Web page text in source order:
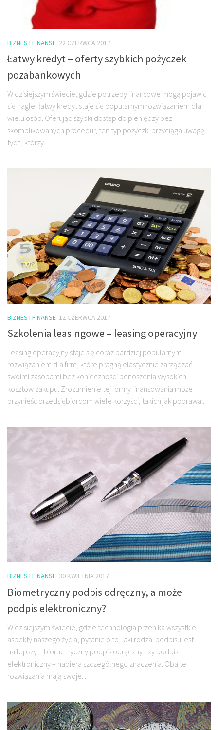
BIZNES I FINANSE 22 CZERWCA 2017
Łatwy kredyt – oferty szybkich pożyczek
pozabankowych
W dzisiejszym świecie, gdzie potrzeby finansowe mogą pojawić
się nagle, łatwy kredyt staje się popularnym rozwiązaniem dla
wielu osób. Oferując szybki dostęp do pieniędzy bez
skomplikowanych procedur, ten typ pożyczki przyciąga uwagę
tych, którzy...
BIZNES I FINANSE 12 CZERWCA 2017
Szkolenia leasingowe – leasing operacyjny
Leasing operacyjny staje się coraz bardziej popularnym
rozwiązaniem dla firm, które pragną elastycznie zarządzać
swoimi zasobami bez konieczności ponoszenia wysokich
kosztów zakupu. Zrozumienie tej formy finansowania może
przynieść przedsiębiorcom wiele korzyści, takich jak poprawa...
BIZNES I FINANSE 30 KWIETNIA 2017
Biometryczny podpis odręczny, a może
podpis elektroniczny?
W dzisiejszym świecie, gdzie technologia przenika wszystkie
aspekty naszego życia, pytanie o to, jaki rodzaj podpisu jest
najlepszy – biometryczny podpis odręczny czy podpis
elektroniczny – nabiera szczególnego znaczenia. Oba te
rozwiązania mają swoje...